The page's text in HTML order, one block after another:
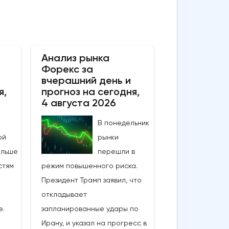
Анализ рынка
Форекс за
вчерашний день и
прогноз на сегодня,
4 августа 2026
В понедельник
рынки
перешли в
режим повышенного риска.
Президент Трамп заявил, что
откладывает
запланированные удары по
Ирану, и указал на прогресс в